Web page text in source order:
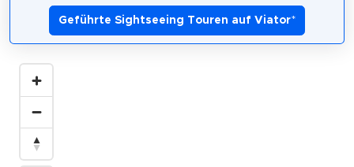
Geführte Sightseeing Touren auf Viator*